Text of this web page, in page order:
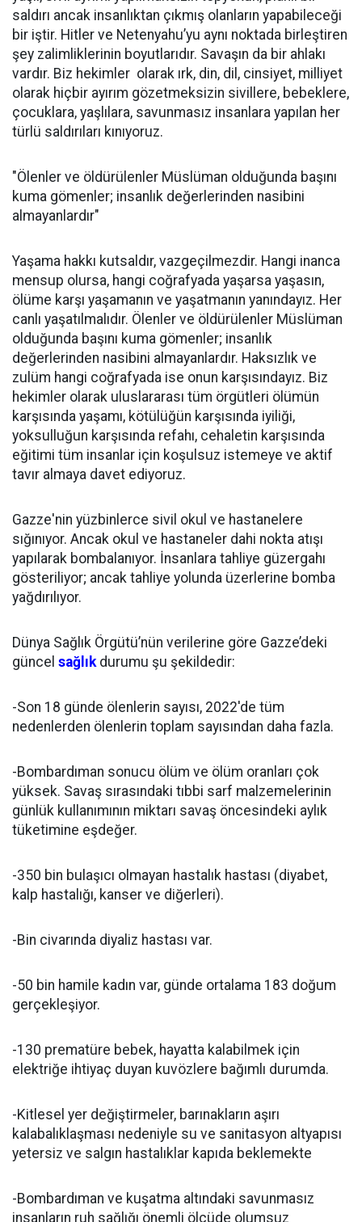
saldırı ancak insanlıktan çıkmış olanların yapabileceği
bir iştir. Hitler ve Netenyahu’yu aynı noktada birleştiren
şey zalimliklerinin boyutlarıdır. Savaşın da bir ahlakı
vardır. Biz hekimler olarak ırk, din, dil, cinsiyet, milliyet
olarak hiçbir ayırım gözetmeksizin sivillere, bebeklere,
çocuklara, yaşlılara, savunmasız insanlara yapılan her
türlü saldırıları kınıyoruz.
"Ölenler ve öldürülenler Müslüman olduğunda başını
kuma gömenler; insanlık değerlerinden nasibini
almayanlardır"
Yaşama hakkı kutsaldır, vazgeçilmezdir. Hangi inanca
mensup olursa, hangi coğrafyada yaşarsa yaşasın,
ölüme karşı yaşamanın ve yaşatmanın yanındayız. Her
canlı yaşatılmalıdır. Ölenler ve öldürülenler Müslüman
olduğunda başını kuma gömenler; insanlık
değerlerinden nasibini almayanlardır. Haksızlık ve
zulüm hangi coğrafyada ise onun karşısındayız. Biz
hekimler olarak uluslararası tüm örgütleri ölümün
karşısında yaşamı, kötülüğün karşısında iyiliği,
yoksulluğun karşısında refahı, cehaletin karşısında
eğitimi tüm insanlar için koşulsuz istemeye ve aktif
tavır almaya davet ediyoruz.
Gazze'nin yüzbinlerce sivil okul ve hastanelere
sığınıyor. Ancak okul ve hastaneler dahi nokta atışı
yapılarak bombalanıyor. İnsanlara tahliye güzergahı
gösteriliyor; ancak tahliye yolunda üzerlerine bomba
yağdırılıyor.
Dünya Sağlık Örgütü’nün verilerine göre Gazze’deki
güncel sağlıkdurumu şu şekildedir:
-Son 18 günde ölenlerin sayısı, 2022'de tüm
nedenlerden ölenlerin toplam sayısından daha fazla.
-Bombardıman sonucu ölüm ve ölüm oranları çok
yüksek. Savaş sırasındaki tıbbi sarf malzemelerinin
günlük kullanımının miktarı savaş öncesindeki aylık
tüketimine eşdeğer.
-350 bin bulaşıcı olmayan hastalık hastası (diyabet,
kalp hastalığı, kanser ve diğerleri).
-Bin civarında diyaliz hastası var.
-50 bin hamile kadın var, günde ortalama 183 doğum
gerçekleşiyor.
-130 prematüre bebek, hayatta kalabilmek için
elektriğe ihtiyaç duyan kuvözlere bağımlı durumda.
-Kitlesel yer değiştirmeler, barınakların aşırı
kalabalıklaşması nedeniyle su ve sanitasyon altyapısı
yetersiz ve salgın hastalıklar kapıda beklemekte
-Bombardıman ve kuşatma altındaki savunmasız
insanların ruh sağlığı önemli ölçüde olumsuz